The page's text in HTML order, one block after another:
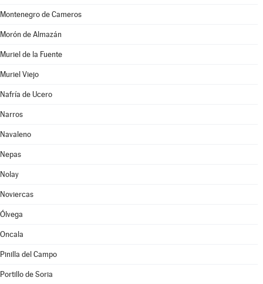
Montenegro de Cameros
Morón de Almazán
Muriel de la Fuente
Muriel Viejo
Nafría de Ucero
Narros
Navaleno
Nepas
Nolay
Noviercas
Ólvega
Oncala
Pinilla del Campo
Portillo de Soria